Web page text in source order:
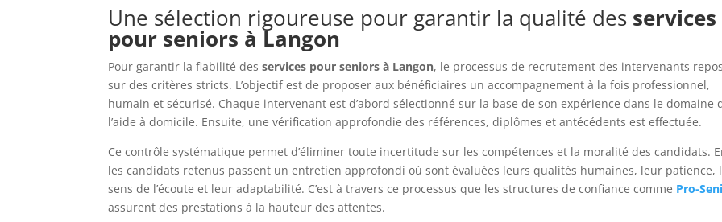
Une sélection rigoureuse pour garantir la qualité des services
pour seniors à Langon
Pour garantir la fiabilité desservices pour seniors à Langon, le processus de recrutement des intervenants
sur des critères stricts. L’objectif est de proposer aux bénéficiaires un accompagnement à la fois professionnel,
humain et sécurisé. Chaque intervenant est d’abord sélectionné sur la base de son expérience dans le domaine
l’aide à domicile. Ensuite, une vérification approfondie des références, diplômes et antécédents est effectuée.
Ce contrôle systématique permet d’éliminer toute incertitude sur les compétences et la moralité des candidats.
les candidats retenus passent un entretien approfondi où sont évaluées leurs qualités humaines, leur patience,
sens de l’écoute et leur adaptabilité. C’est à travers ce processus que les structures de confiance comme Pro-
assurent des prestations à la hauteur des attentes.